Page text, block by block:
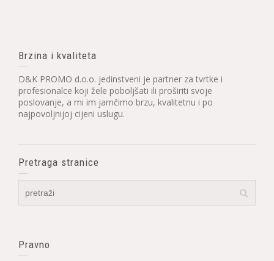
Brzina i kvaliteta
D&K PROMO d.o.o. jedinstveni je partner za tvrtke i
profesionalce koji žele poboljšati ili proširiti svoje
poslovanje, a mi im jamčimo brzu, kvalitetnu i po
najpovoljnijoj cijeni uslugu.
Pretraga stranice
Pravno